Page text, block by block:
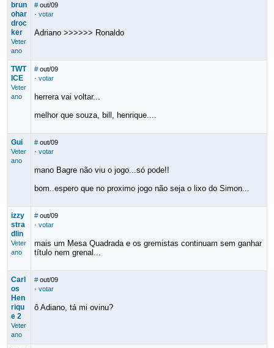
brun
ohar
droc
ker
Veter
ano
# out/09
· votar
Adriano >>>>>> Ronaldo
TWT
ICE
Veter
ano
# out/09
· votar
herrera vai voltar...
melhor que souza, bill, henrique....
Gui
Veter
ano
# out/09
· votar
mano Bagre não viu o jogo...só pode!!
bom..espero que no proximo jogo não seja o lixo do Simon...
izzy
stra
dlin
Veter
ano
# out/09
· votar
mais um Mesa Quadrada e os gremistas continuam sem ganhar
título nem grenal...
Carl
os
Hen
riqu
e 2
Veter
ano
# out/09
· votar
ô Adiano, tá mi ovinu?